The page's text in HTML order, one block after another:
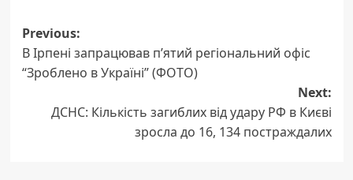
Post
navigation
Previous:
В Ірпені запрацював п’ятий регіональний офіс
“Зроблено в Україні” (ФОТО)
Next:
ДСНС: Кількість загиблих від удару РФ в Києві
зросла до 16, 134 постраждалих